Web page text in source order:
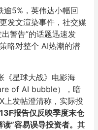
5%，英伟达小幅回
发文渲染事件，社交媒
警告”的话题迅速发
略对整个 AI热潮的潜
《星球大战》电影海
of AI bubble），暗
上发帖澄清称，实际投
13F报告仅反映季度末仓
”容易误导投资者。 其